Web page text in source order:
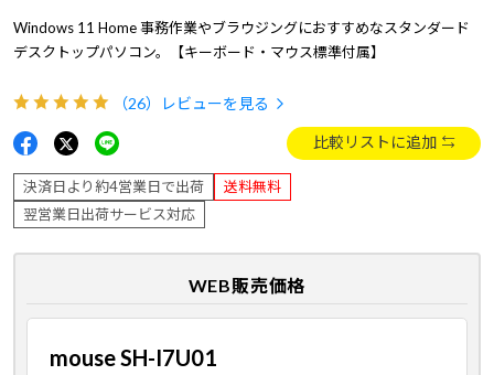
Windows 11 Home 事務作業やブラウジングにおすすめなスタンダード
デスクトップパソコン。【キーボード・マウス標準付属】
（26） レビューを見る
比較リストに追加
決済日より約4営業日で出荷
送料無料
翌営業日出荷サービス対応
WEB販売価格
mouse SH-I7U01